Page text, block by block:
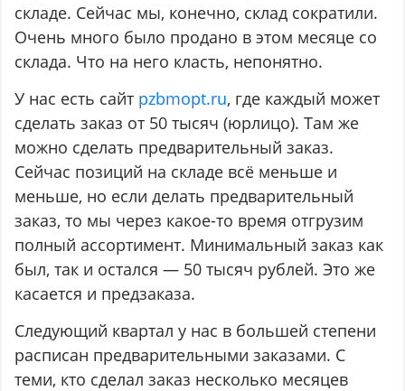
складе. Сейчас мы, конечно, склад сократили.
Очень много было продано в этом месяце со
склада. Что на него класть, непонятно.
У нас есть сайт pzbmopt.ru, где каждый может
сделать заказ от 50 тысяч (юрлицо). Там же
можно сделать предварительный заказ.
Сейчас позиций на складе всё меньше и
меньше, но если делать предварительный
заказ, то мы через какое-то время отгрузим
полный ассортимент. Минимальный заказ как
был, так и остался — 50 тысяч рублей. Это же
касается и предзаказа.
Следующий квартал у нас в большей степени
расписан предварительными заказами. С
теми, кто сделал заказ несколько месяцев